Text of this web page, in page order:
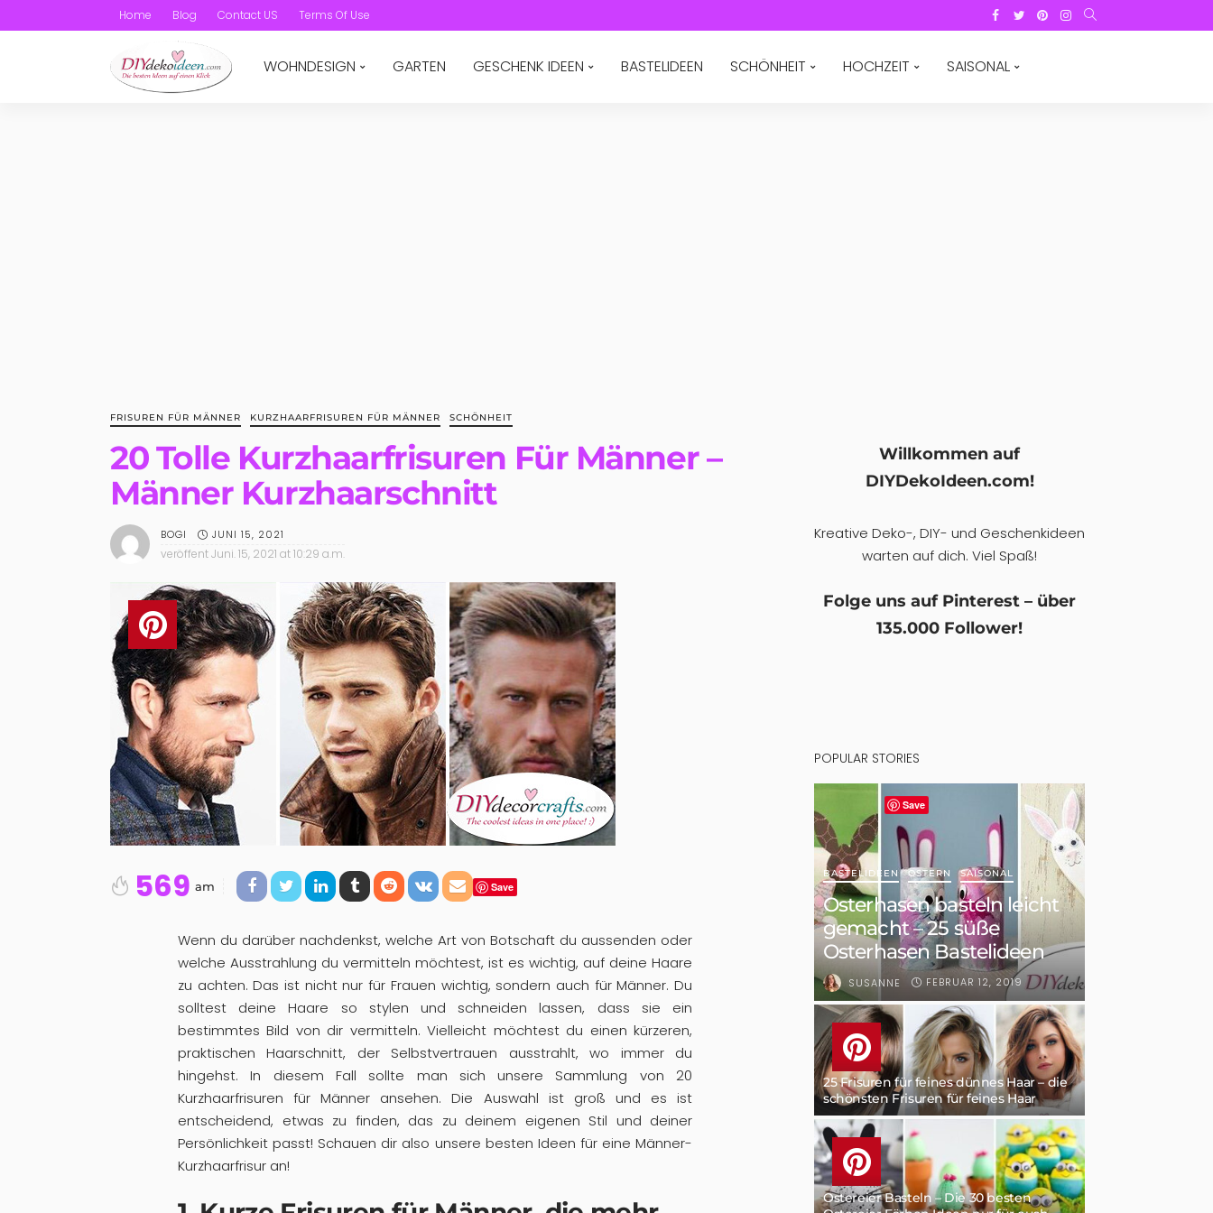
Home Blog Contact US Terms Of Use
WOHNDESIGN GARTEN GESCHENK IDEEN BASTELIDEEN SCHÖNHEIT HOCHZEIT SAISONAL
FRISUREN FÜR MÄNNER KURZHAARFRISUREN FÜR MÄNNER SCHÖNHEIT
20 Tolle Kurzhaarfrisuren Für Männer –
Männer Kurzhaarschnitt
BOGI JUNI 15, 2021
veröffentJuni. 15, 2021 at 10:29 a.m.
569 am Save
Wenn du darüber nachdenkst, welche Art von Botschaft du aussenden oder
welche Ausstrahlung du vermitteln möchtest, ist es wichtig, auf deine Haare
zu achten. Das ist nicht nur für Frauen wichtig, sondern auch für Männer. Du
solltest deine Haare so stylen und schneiden lassen, dass sie ein
bestimmtes Bild von dir vermitteln. Vielleicht möchtest du einen kürzeren,
praktischen Haarschnitt, der Selbstvertrauen ausstrahlt, wo immer du
hingehst. In diesem Fall sollte man sich unsere Sammlung von 20
Kurzhaarfrisuren für Männer ansehen. Die Auswahl ist groß und es ist
entscheidend, etwas zu finden, das zu deinem eigenen Stil und deiner
Persönlichkeit passt! Schauen dir also unsere besten Ideen für eine Männer-
Kurzhaarfrisur an!
Willkommen auf
DIYDekoIdeen.com!
Kreative Deko-, DIY- und Geschenkideen
warten auf dich. Viel Spaß!
Folge uns auf Pinterest – über
135.000 Follower!
POPULAR STORIES
Save
BASTELIDEEN OSTERN SAISONAL
Osterhasen basteln leicht
gemacht – 25 süße
Osterhasen Bastelideen
SUSANNE FEBRUAR 12, 2019
25 Frisuren für feines dünnes Haar – die
schönsten Frisuren für feines Haar
Ostereier Basteln – Die 30 besten